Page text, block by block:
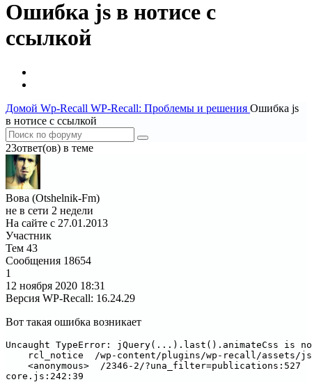
Ошибка js в нотисе с
ссылкой
Домой Wp-Recall WP-Recall: Проблемы и решения Ошибка js
в нотисе с ссылкой
23ответ(ов) в теме
Вова (Otshelnik-Fm)
не в сети 2 недели
На сайте с 27.01.2013
Участник
Тем 43
Сообщения 18654
1
12 ноября 2020 18:31
Версия WP-Recall: 16.24.29
Вот такая ошибка возникает
Uncaught TypeError: jQuery(...).last().animateCss is
rcl_notice  /wp-content/plugins/wp-recall/assets/
    <anonymous>  /2346-2/?una_filter=publications:527
core.js:242:39